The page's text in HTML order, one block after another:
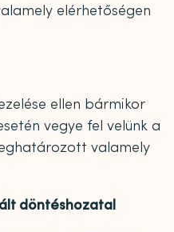
elérhetőségen
ellen bármikor
vegye fel velünk a
valamely
döntéshozatal